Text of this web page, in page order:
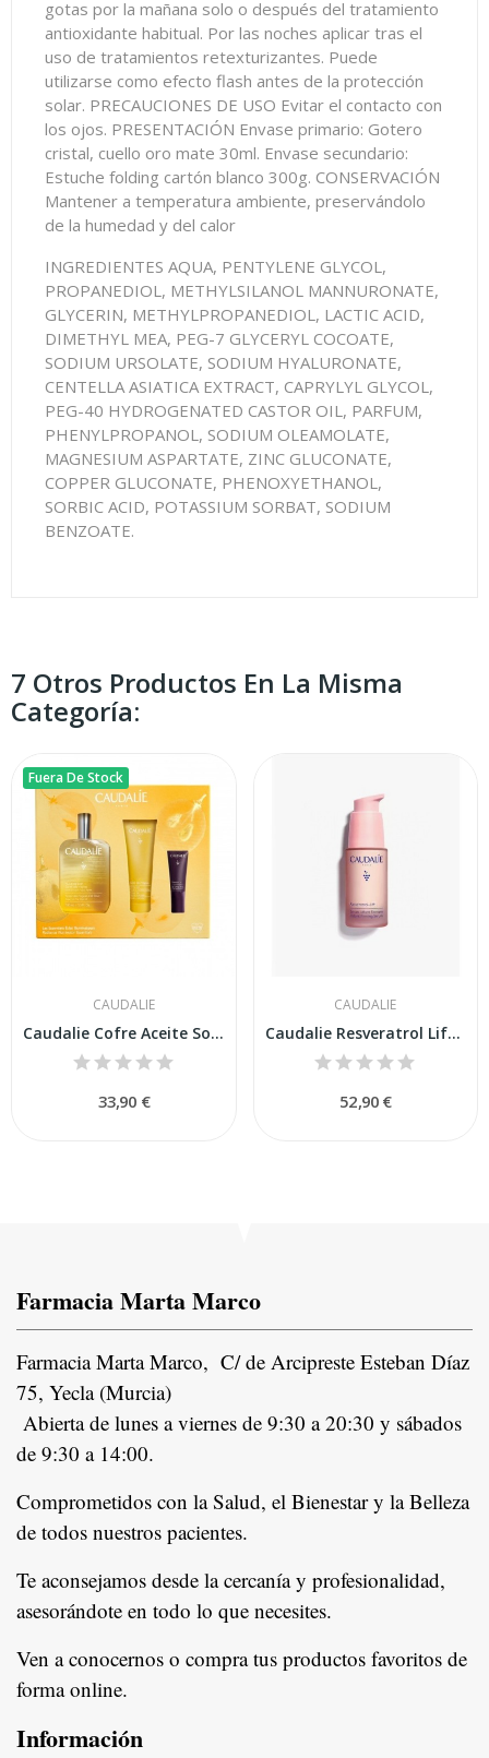
gotas por la mañana solo o después del tratamiento
antioxidante habitual. Por las noches aplicar tras el
uso de tratamientos retexturizantes. Puede
utilizarse como efecto flash antes de la protección
solar. PRECAUCIONES DE USO Evitar el contacto con
los ojos. PRESENTACIÓN Envase primario: Gotero
cristal, cuello oro mate 30ml. Envase secundario:
Estuche folding cartón blanco 300g. CONSERVACIÓN
Mantener a temperatura ambiente, preservándolo
de la humedad y del calor
INGREDIENTES AQUA, PENTYLENE GLYCOL,
PROPANEDIOL, METHYLSILANOL MANNURONATE,
GLYCERIN, METHYLPROPANEDIOL, LACTIC ACID,
DIMETHYL MEA, PEG-7 GLYCERYL COCOATE,
SODIUM URSOLATE, SODIUM HYALURONATE,
CENTELLA ASIATICA EXTRACT, CAPRYLYL GLYCOL,
PEG-40 HYDROGENATED CASTOR OIL, PARFUM,
PHENYLPROPANOL, SODIUM OLEAMOLATE,
MAGNESIUM ASPARTATE, ZINC GLUCONATE,
COPPER GLUCONATE, PHENOXYETHANOL,
SORBIC ACID, POTASSIUM SORBAT, SODIUM
BENZOATE.
7 Otros Productos En La Misma
Categoría:
Fuera De Stock
CAUDALIE
Caudalie Cofre Aceite Soleil Des Vignes 100ml
33,90 €
CAUDALIE
Caudalie Resveratrol Lift Sérum Lifting Firmeza...
52,90 €
Farmacia Marta Marco
Farmacia Marta Marco, C/ de Arcipreste Esteban Díaz
75, Yecla (Murcia)
Abierta de lunes a viernes de 9:30 a 20:30 y sábados
de 9:30 a 14:00.
Comprometidos con la Salud, el Bienestar y la Belleza
de todos nuestros pacientes.
Te aconsejamos desde la cercanía y profesionalidad,
asesorándote en todo lo que necesites.
Ven a conocernos o compra tus productos favoritos de
forma online.
Información